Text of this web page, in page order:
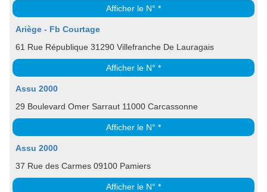
Afficher le N° *
Ariège - Fb Courtage
61 Rue République 31290 Villefranche De Lauragais
Afficher le N° *
Assu 2000
29 Boulevard Omer Sarraut 11000 Carcassonne
Afficher le N° *
Assu 2000
37 Rue des Carmes 09100 Pamiers
Afficher le N° *